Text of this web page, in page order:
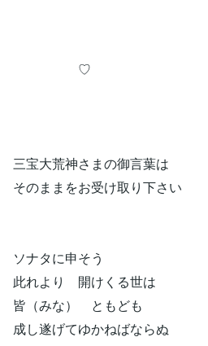
♡
三宝大荒神さまの御言葉は
そのままをお受け取り下さい
ソナタに申そう
此れより 開けくる世は
皆（みな） ともども
成し遂げてゆかねばならぬ